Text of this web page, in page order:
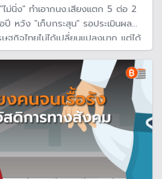
ม่นิ่ง" ทำเอากนง.เสียงแตก 5 ต่อ 2
ปี หวัง "เก็บกระสุน" รอประเมินผลก
ฐกิจไทยไม่ได้เปลี่ยนแปลงมาก แต่ได้
ละมาตรการกระตุ้น หั่นเป้าเศรษฐกิจ
และ 1.6%